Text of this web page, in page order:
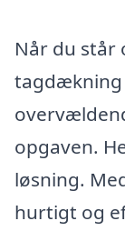
Når du står
tagdækning
opgaven.
løsning.
hurtigt og